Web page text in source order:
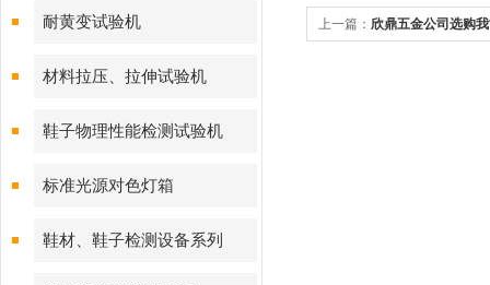
耐黄变试验机
材料拉压、拉伸试验机
鞋子物理性能检测试验机
标准光源对色灯箱
鞋材、鞋子检测设备系列
上一篇： 欣鼎五金公司选购